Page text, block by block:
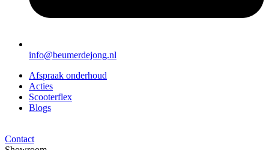
info@beumerdejong.nl
Afspraak onderhoud
Acties
Scooterflex
Blogs
Contact